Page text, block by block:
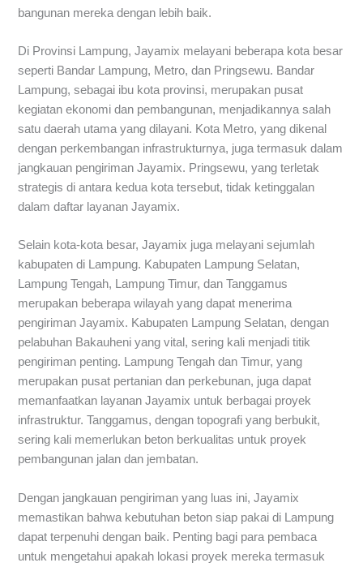
bangunan mereka dengan lebih baik.
Di Provinsi Lampung, Jayamix melayani beberapa kota besar
seperti Bandar Lampung, Metro, dan Pringsewu. Bandar
Lampung, sebagai ibu kota provinsi, merupakan pusat
kegiatan ekonomi dan pembangunan, menjadikannya salah
satu daerah utama yang dilayani. Kota Metro, yang dikenal
dengan perkembangan infrastrukturnya, juga termasuk dalam
jangkauan pengiriman Jayamix. Pringsewu, yang terletak
strategis di antara kedua kota tersebut, tidak ketinggalan
dalam daftar layanan Jayamix.
Selain kota-kota besar, Jayamix juga melayani sejumlah
kabupaten di Lampung. Kabupaten Lampung Selatan,
Lampung Tengah, Lampung Timur, dan Tanggamus
merupakan beberapa wilayah yang dapat menerima
pengiriman Jayamix. Kabupaten Lampung Selatan, dengan
pelabuhan Bakauheni yang vital, sering kali menjadi titik
pengiriman penting. Lampung Tengah dan Timur, yang
merupakan pusat pertanian dan perkebunan, juga dapat
memanfaatkan layanan Jayamix untuk berbagai proyek
infrastruktur. Tanggamus, dengan topografi yang berbukit,
sering kali memerlukan beton berkualitas untuk proyek
pembangunan jalan dan jembatan.
Dengan jangkauan pengiriman yang luas ini, Jayamix
memastikan bahwa kebutuhan beton siap pakai di Lampung
dapat terpenuhi dengan baik. Penting bagi para pembaca
untuk mengetahui apakah lokasi proyek mereka termasuk